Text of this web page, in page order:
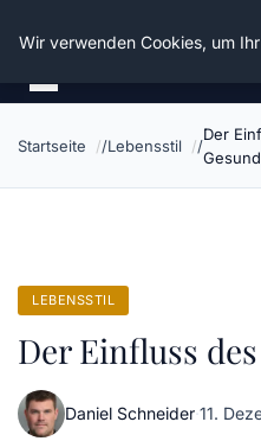
Die Schnitter
Startseite Lebensstil
Der
LEBENSSTIL
Der Einfluss
Daniel Schneider·11.
Wir verwenden Cookies, um